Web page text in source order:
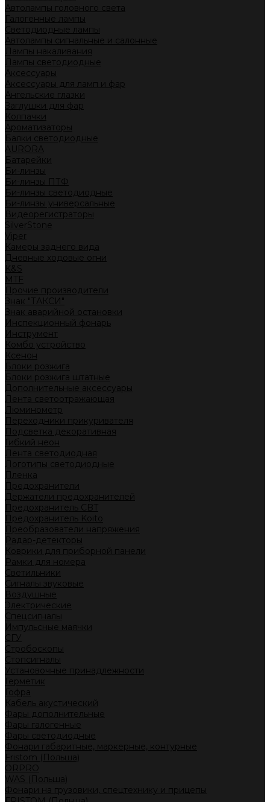
Автолампы головного света
Галогенные лампы
Светодиодные лампы
Автолампы сигнальные и салонные
Лампы накаливания
Лампы светодиодные
Аксессуары
Аксессуары для ламп и фар
Ангельские глазки
Заглушки для фар
Колпачки
Ароматизаторы
Балки светодиодные
AURORA
Батарейки
Би-линзы
Би-линзы ПТФ
Би-линзы светодиодные
Би-линзы универсальные
Видеорегистраторы
SilverStone
Viper
Камеры заднего вида
Дневные ходовые огни
K&S
MTF
Прочие производители
Знак "ТАКСИ"
Знак аварийной остановки
Инспекционный фонарь
Инструмент
Комбо устройство
Ксенон
Блоки розжига
Блоки розжига штатные
Дополнительные аксессуары
Лента светоотражающая
Люминометр
Переходники прикуривателя
Подсветка декоративная
Гибкий неон
Лента светодиодная
Логотипы светодиодные
Пленка
Предохранители
Держатели предохранителей
Предохранитель CBT
Предохранитель Koito
Преобразователи напряжения
Радар-детекторы
Коврики для приборной панели
Рамки для номера
Светильники
Сигналы звуковые
Воздушные
Электрические
Спецсигналы
Импульсные маячки
СГУ
Стробоскопы
Стопсигналы
Установочные принадлежности
Герметик
Гофра
Кабель акустический
Фары дополнительные
Фары галогенные
Фары светодиодные
Фонари габаритные, маркерные, контурные
Fristom (Польша)
ORPRO
WAS (Польша)
Фонари на грузовики, спецтехнику и прицепы